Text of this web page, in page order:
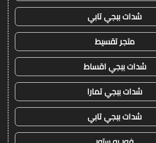
شدات ببجي تابي
متجر تقسيط
شدات ببجي اقساط
شدات ببجي تمارا
شدات ببجي تابي